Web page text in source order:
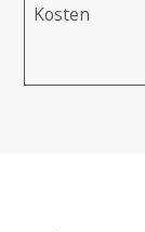
Kosten